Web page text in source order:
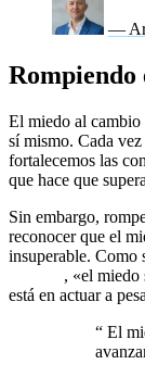
—
El miedo al cambio
sí mismo. Cada
fortalecemos las
que hace que
Sin embargo,
reconocer que el
insuperable. Como
, «el miedo
está en actuar a
“ El